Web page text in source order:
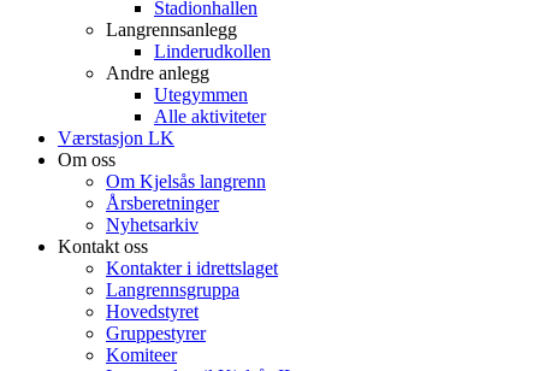
Stadionhallen
Langrennsanlegg
Linderudkollen
Andre anlegg
Utegymmen
Alle aktiviteter
Værstasjon LK
Om oss
Om Kjelsås langrenn
Årsberetninger
Nyhetsarkiv
Kontakt oss
Kontakter i idrettslaget
Langrennsgruppa
Hovedstyret
Gruppestyrer
Komiteer